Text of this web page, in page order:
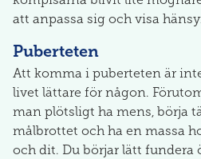
att anpassa sig och visa
Puberteten
Att komma i puberteten är
livet lättare för någon.
man plötsligt ha mens, börja
målbrottet och ha en massa
och dit. Du börjar lätt fundera